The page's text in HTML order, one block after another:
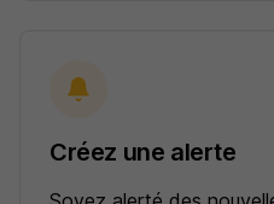
Créez une alerte